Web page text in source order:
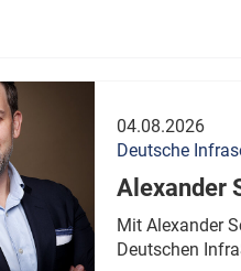
04.08.2026
Deutsche
Alexander
Mit Alexander
Deutschen